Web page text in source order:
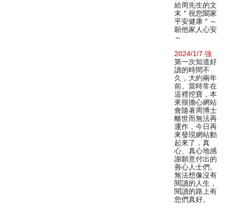
給周先生的文
末＂祝您闔家
平安健康＂～
願他家人心安
～
2024/1/7 強
第一次知道好
讀的時間不
久，大約兩年
前。當時常在
這裡挖寶，本
來很擔心網站
會隨著周博士
離世而無法再
運作，今日再
來發現網站動
起來了，真
心、真心地感
謝願意付出的
善心人士們。
無法想像沒有
閱讀的人生，
閱讀的路上有
您們真好。